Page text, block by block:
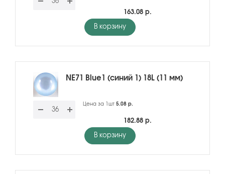
163.08 р.
В корзину
NE71 Blue1 (синий 1) 18L (11 мм)
Цена за 1шт 5.08 р.
182.88 р.
В корзину